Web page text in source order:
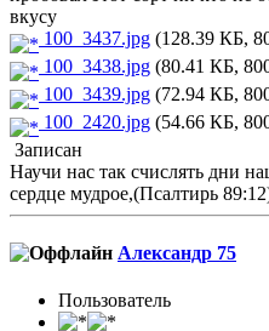
вкусу
100_3437.jpg (128.39 КБ,
100_3438.jpg (80.41 КБ,
100_3439.jpg (72.94 КБ,
100_2420.jpg (54.66 КБ,
Записан
Научи нас так счислять дни
сердце мудрое,(Псалтирь
Александр 75
Пользователь